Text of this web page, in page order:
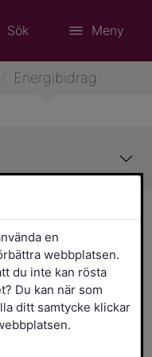
Sök Meny
Energibidrag
olika
hur du gör.
i bidrag
en
webbplatsen.
du inte kan rösta
Du kan när som
ditt samtycke klickar